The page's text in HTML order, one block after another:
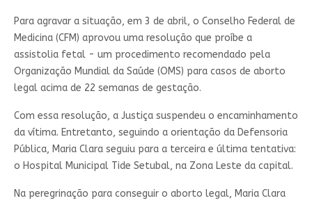
Para agravar a situação, em 3 de abril, o Conselho Federal de
Medicina (CFM) aprovou uma resolução que proíbe a
assistolia fetal - um procedimento recomendado pela
Organização Mundial da Saúde (OMS) para casos de aborto
legal acima de 22 semanas de gestação.
Com essa resolução, a Justiça suspendeu o encaminhamento
da vítima. Entretanto, seguindo a orientação da Defensoria
Pública, Maria Clara seguiu para a terceira e última tentativa:
o Hospital Municipal Tide Setubal, na Zona Leste da capital.
Na peregrinação para conseguir o aborto legal, Maria Clara